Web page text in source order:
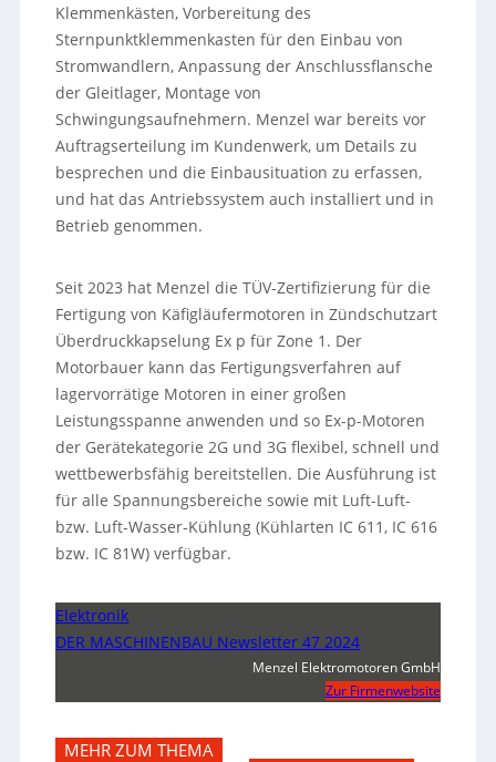
Klemmenkästen, Vorbereitung des
Sternpunktklemmenkasten für den Einbau von
Stromwandlern, Anpassung der Anschlussflansche
der Gleitlager, Montage von
Schwingungsaufnehmern. Menzel war bereits vor
Auftragserteilung im Kundenwerk, um Details zu
besprechen und die Einbausituation zu erfassen,
und hat das Antriebssystem auch installiert und in
Betrieb genommen.
Seit 2023 hat Menzel die TÜV-Zertifizierung für die
Fertigung von Käfigläufermotoren in Zündschutzart
Überdruckkapselung Ex p für Zone 1. Der
Motorbauer kann das Fertigungsverfahren auf
lagervorrätige Motoren in einer großen
Leistungsspanne anwenden und so Ex-p-Motoren
der Gerätekategorie 2G und 3G flexibel, schnell und
wettbewerbsfähig bereitstellen. Die Ausführung ist
für alle Spannungsbereiche sowie mit Luft-Luft-
bzw. Luft-Wasser-Kühlung (Kühlarten IC 611, IC 616
bzw. IC 81W) verfügbar.
Elektronik
DER MASCHINENBAU Newsletter 47 2024
Menzel Elektromotoren GmbH
Zur Firmenwebsite
MEHR ZUM THEMA